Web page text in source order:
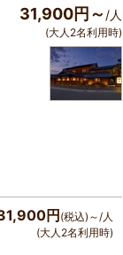
31,900円～ /人
(大人2名利用時)
円 (税込)～/人
(大人2名利用時)